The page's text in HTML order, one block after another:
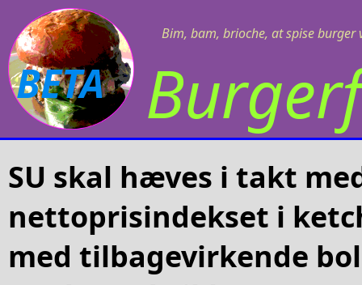
Bim, bam, brioche, at spise burger
BETA
SU skal hæves i takt
nettoprisindekset i
med tilbagevirkende